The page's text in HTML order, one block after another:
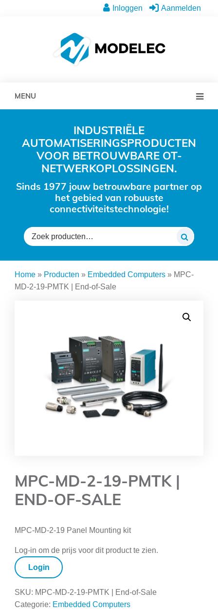
Inloggen Aanmelden
MENU
INDUSTRIËLE
AUTOMATISERINGSPRODUCTEN
VOOR BETROUWBARE OT-
NETWERKOPLOSSINGEN.
Sinds 1977 jouw betrouwbare partner op
het gebied van robuuste
connectiviteitstechnologie!
Zoeken
naar:
Home » Producten » Embedded Computers » MPC-
MD-2-19-PMTK | End-of-Sale
MPC-MD-2-19-PMTK |
END-OF-SALE
MPC-MD-2-19 Panel Mounting kit
Log-in om de prijs voor dit product te zien.
Login
SKU: MPC-MD-2-19-PMTK | End-of-Sale
Categorie: Embedded Computers